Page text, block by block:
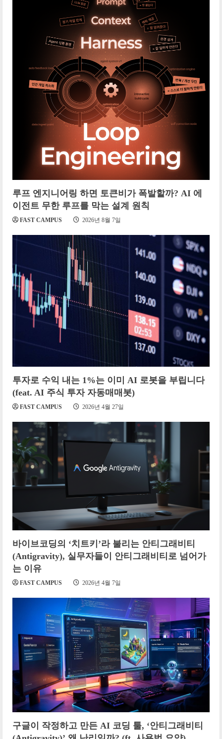
루프 엔지니어링 하면 토큰비가 폭발할까? AI 에
이전트 무한 루프를 막는 설계 원칙
FAST CAMPUS 2026년 8월 7일
투자로 수익 내는 1%는 이미 AI 로봇을 부립니다
(feat. AI 주식 투자 자동매매봇)
FAST CAMPUS 2026년 4월 27일
바이브코딩의 ‘치트키’라 불리는 안티그래비티
(Antigravity), 실무자들이 안티그래비티로 넘어가
는 이유
FAST CAMPUS 2026년 4월 7일
구글이 작정하고 만든 AI 코딩 툴, ‘안티그래비티